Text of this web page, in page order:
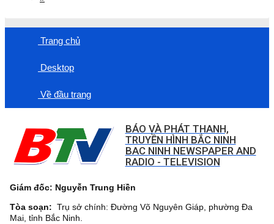
Trang chủ
Desktop
Về đầu trang
BÁO VÀ PHÁT THANH,
TRUYỀN HÌNH BẮC NINH
BAC NINH NEWSPAPER AND
RADIO - TELEVISION
Giám đốc: Nguyễn Trung Hiền
Tòa soạn: Trụ sở chính: Đường Võ Nguyên Giáp, phường Đa
Mai, tỉnh Bắc Ninh.